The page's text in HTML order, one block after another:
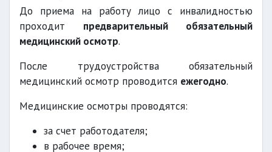
До приема на работу лицо с инвалидностью
проходит предварительный обязательный
медицинский осмотр.
После трудоустройства обязательный
медицинский осмотр проводится ежегодно.
Медицинские осмотры проводятся:
за счет работодателя;
в рабочее время;